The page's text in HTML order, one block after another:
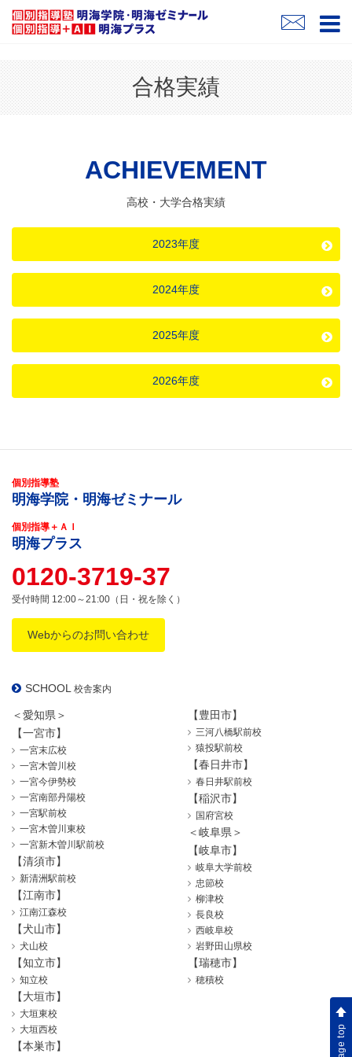
合格実績
ACHIEVEMENT
高校・大学合格実績
2023年度
2024年度
2025年度
2026年度
個別指導塾
明海学院・明海ゼミナール
個別指導＋ＡＩ
明海プラス
0120-3719-37
受付時間 12:00～21:00（日・祝を除く）
Webからのお問い合わせ
SCHOOL 校舎案内
＜愛知県＞
【一宮市】
一宮末広校
一宮木曽川校
一宮今伊勢校
一宮南部丹陽校
一宮駅前校
一宮木曽川東校
一宮新木曽川駅前校
【清須市】
新清洲駅前校
【江南市】
江南江森校
【犬山市】
犬山校
【知立市】
知立校
【豊田市】
三河八橋駅前校
猿投駅前校
【春日井市】
春日井駅前校
【稲沢市】
国府宮校
＜岐阜県＞
【岐阜市】
岐阜大学前校
忠節校
柳津校
長良校
西岐阜校
岩野田山県校
【瑞穂市】
穂積校
【大垣市】
大垣東校
大垣西校
【本巣市】 page top